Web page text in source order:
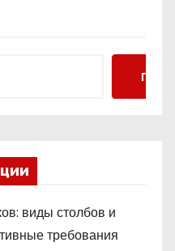
Поиск
виды столбов и
требования